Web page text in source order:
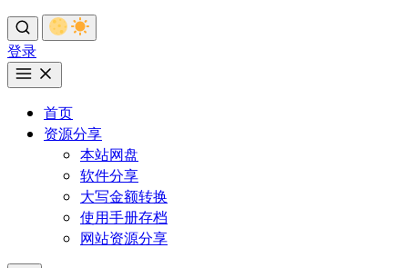
登录
首页
资源分享
本站网盘
软件分享
大写金额转换
使用手册存档
网站资源分享